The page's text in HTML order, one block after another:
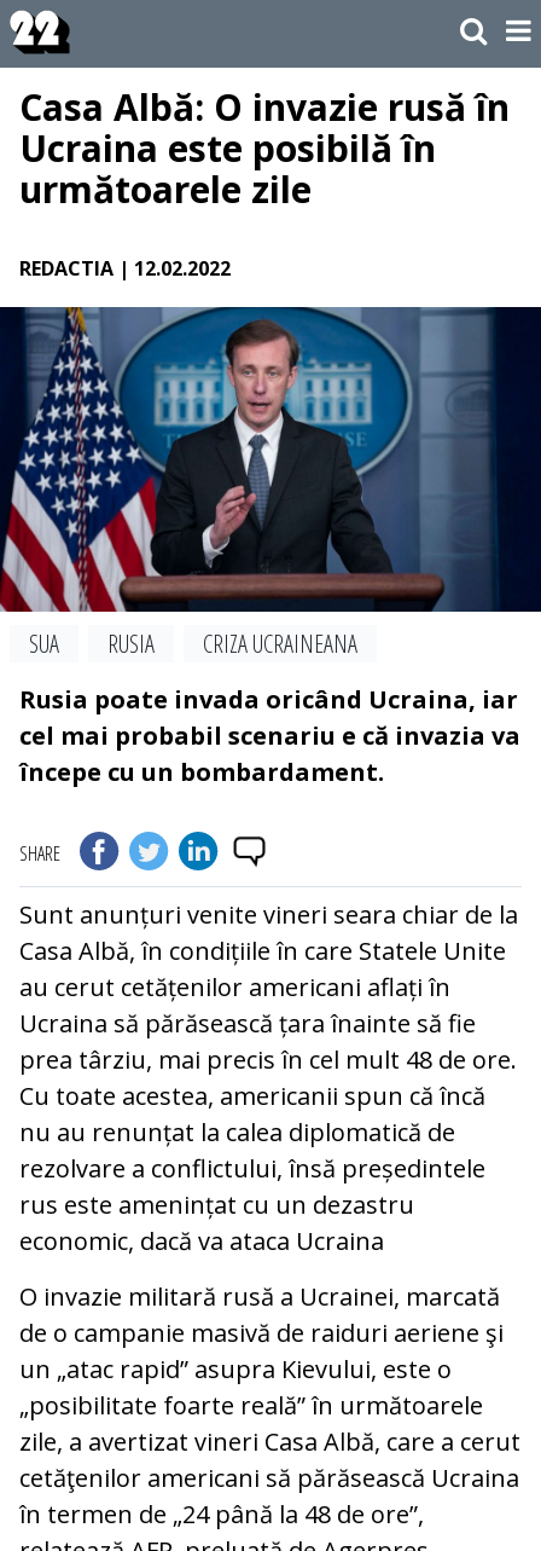
Casa Albă: O invazie rusă în
Ucraina este posibilă în
următoarele zile
REDACTIA | 12.02.2022
SUA RUSIA
CRIZA UCRAINEANA
Rusia poate invada oricând Ucraina, iar
cel mai probabil scenariu e că invazia va
începe cu un bombardament.
SHARE
Sunt anunțuri venite vineri seara chiar de la
Casa Albă, în condițiile în care Statele Unite
au cerut cetățenilor americani aflați în
Ucraina să părăsească țara înainte să fie
prea târziu, mai precis în cel mult 48 de ore.
Cu toate acestea, americanii spun că încă
nu au renunțat la calea diplomatică de
rezolvare a conflictului, însă președintele
rus este amenințat cu un dezastru
economic, dacă va ataca Ucraina
O invazie militară rusă a Ucrainei, marcată
de o campanie masivă de raiduri aeriene şi
un „atac rapid” asupra Kievului, este o
„posibilitate foarte reală” în următoarele
zile, a avertizat vineri Casa Albă, care a cerut
cetăţenilor americani să părăsească Ucraina
în termen de „24 până la 48 de ore”,